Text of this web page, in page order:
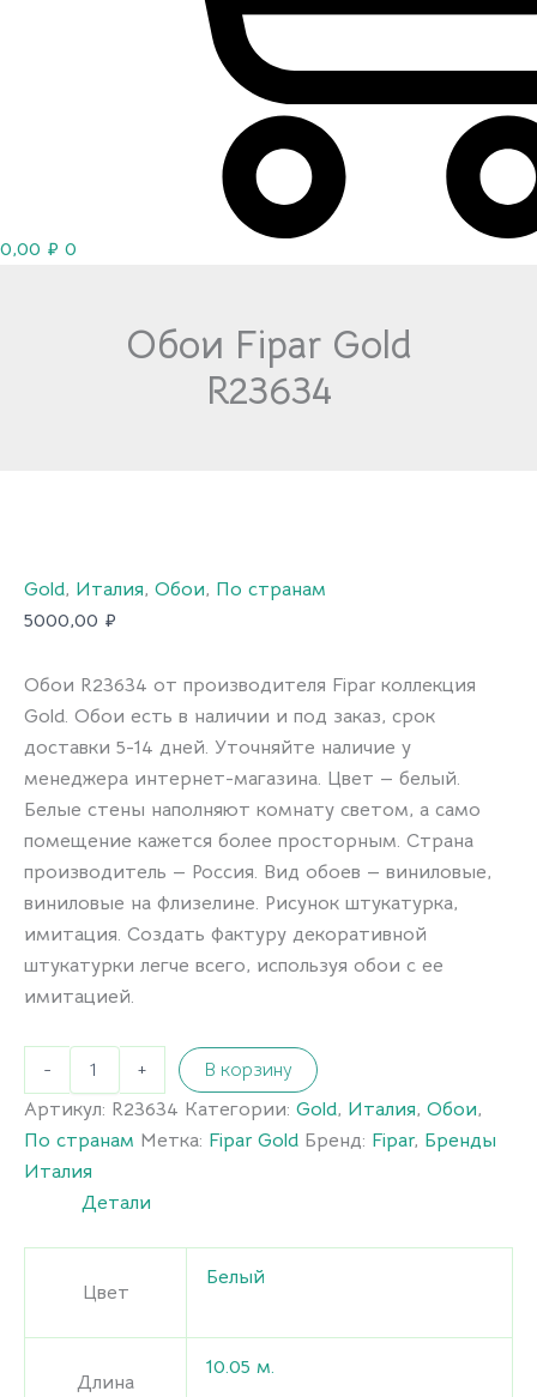
0,00 ₽ 0
Обои Fipar Gold
R23634
Gold, Италия, Обои, По странам
5000,00 ₽
Обои R23634 от производителя Fipar коллекция
Gold. Обои есть в наличии и под заказ, срок
доставки 5-14 дней. Уточняйте наличие у
менеджера интернет-магазина. Цвет — белый.
Белые стены наполняют комнату светом, а само
помещение кажется более просторным. Страна
производитель — Россия. Вид обоев — виниловые,
виниловые на флизелине. Рисунок штукатурка,
имитация. Создать фактуру декоративной
штукатурки легче всего, используя обои с ее
имитацией.
- +
В корзину
Артикул: R23634 Категории: Gold, Италия, Обои,
По странам Метка: Fipar Gold Бренд: Fipar, Бренды
Италия
Детали
Цвет
Белый
Длина
10.05 м.